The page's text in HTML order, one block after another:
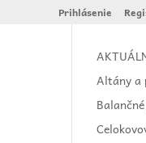
Prihlásenie
Altány a